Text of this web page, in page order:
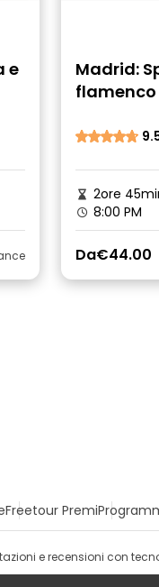
e
Madrid:
flamenco
2ore
8:00 PM
Da€44.00
Freetour Premi
e recensioni con